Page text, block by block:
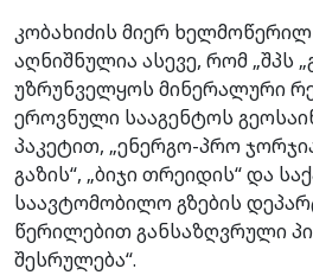
კობახიძის მიერ
აღნიშნულია ასევე, რომ „შპს
უზრუნველყოს მინერალური
ეროვნული სააგენტოს
პაკეტით, „ენერგო-პრო
გაზის“, „ბიჯი თრეიდის“ და
საავტომობილო გზების
წერილებით განსაზღვრული
შესრულება“.